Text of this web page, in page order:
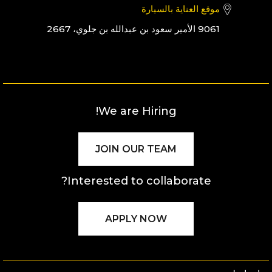
موقع العناية بالسيارة
9061 الأمير سعود بن عبدالله بن جلوي، 2667
We are Hiring!
JOIN OUR TEAM
Interested to collaborate?
APPLY NOW